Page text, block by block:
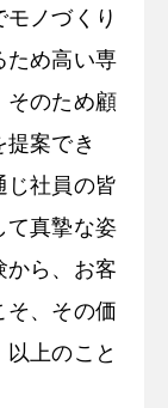
ノづくり
ため高い専
そのため顧
案でき
じ社員の皆
て真摯な姿
から、お客
そ、その価
上のこと